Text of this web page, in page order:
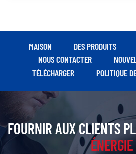
MAISON DES PRODUITS
NOUS CONTACTER
TÉLÉCHARGER
POLITIQUE
FOURNIR AUX CLIENTS
ÉNERGIE